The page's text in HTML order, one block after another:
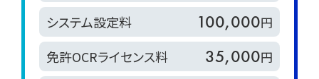
システム設定料 100,000円
免許OCRライセンス料 35,000円